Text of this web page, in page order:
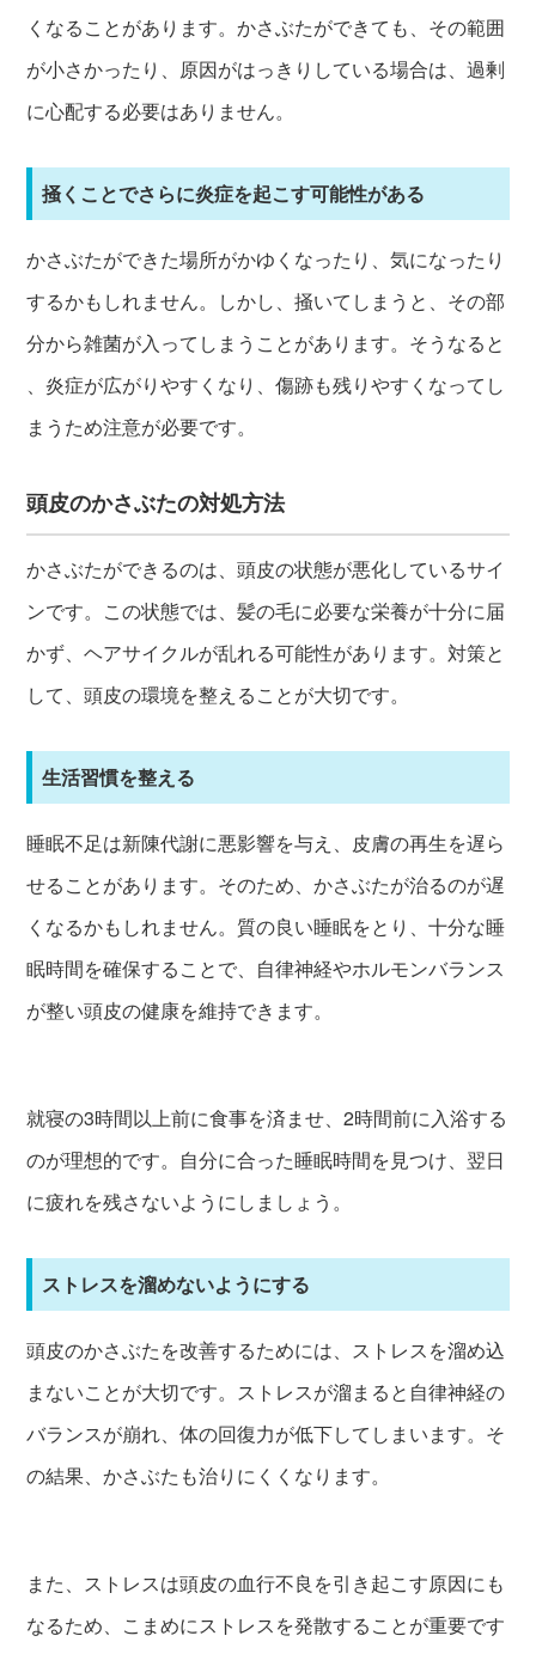
くなることがあります。かさぶたができても、その範囲
が小さかったり、原因がはっきりしている場合は、過剰
に心配する必要はありません。
掻くことでさらに炎症を起こす可能性がある
かさぶたができた場所がかゆくなったり、気になったり
するかもしれません。しかし、掻いてしまうと、その部
分から雑菌が入ってしまうことがあります。そうなると
、炎症が広がりやすくなり、傷跡も残りやすくなってし
まうため注意が必要です。
頭皮のかさぶたの対処方法
かさぶたができるのは、頭皮の状態が悪化しているサイ
ンです。この状態では、髪の毛に必要な栄養が十分に届
かず、ヘアサイクルが乱れる可能性があります。対策と
して、頭皮の環境を整えることが大切です。
生活習慣を整える
睡眠不足は新陳代謝に悪影響を与え、皮膚の再生を遅ら
せることがあります。そのため、かさぶたが治るのが遅
くなるかもしれません。質の良い睡眠をとり、十分な睡
眠時間を確保することで、自律神経やホルモンバランス
が整い頭皮の健康を維持できます。
就寝の3時間以上前に食事を済ませ、2時間前に入浴する
のが理想的です。自分に合った睡眠時間を見つけ、翌日
に疲れを残さないようにしましょう。
ストレスを溜めないようにする
頭皮のかさぶたを改善するためには、ストレスを溜め込
まないことが大切です。ストレスが溜まると自律神経の
バランスが崩れ、体の回復力が低下してしまいます。そ
の結果、かさぶたも治りにくくなります。
また、ストレスは頭皮の血行不良を引き起こす原因にも
なるため、こまめにストレスを発散することが重要です